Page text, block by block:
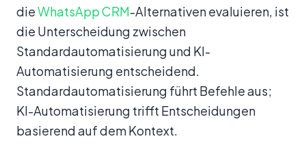
dieWhatsApp CRM-Alternativen evaluieren, ist
die Unterscheidung zwischen
Standardautomatisierung und KI-
Automatisierung entscheidend.
Standardautomatisierung führt Befehle aus;
KI-Automatisierung trifft Entscheidungen
basierend auf dem Kontext.